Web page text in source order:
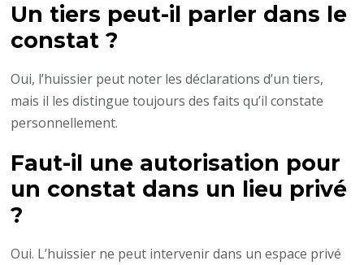
Un tiers peut-il parler dans le
constat ?
Oui, l’huissier peut noter les déclarations d’un tiers,
mais il les distingue toujours des faits qu’il constate
personnellement.
Faut-il une autorisation pour
un constat dans un lieu privé
?
Oui. L’huissier ne peut intervenir dans un espace privé